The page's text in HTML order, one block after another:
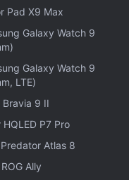
എഐ:
ജോലികൾ,
AI മോഡലായ
ടൂളുകൾ
Pad X9 Max
Galaxy Watch 9
Galaxy Watch 9
LTE)
Bravia 9 II
HQLED P7 Pro
Atlas 8
Ally